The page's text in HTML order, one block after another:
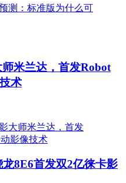
米兰达，首发Robot
术
8E6首发双2亿徕卡影